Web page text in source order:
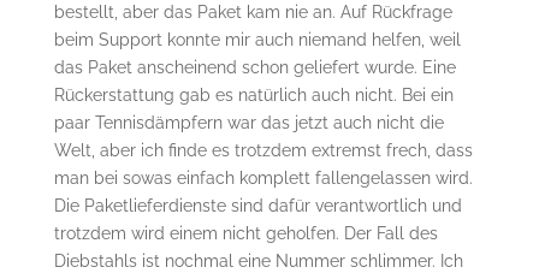
bestellt, aber das Paket kam nie an. Auf Rückfrage
beim Support konnte mir auch niemand helfen, weil
das Paket anscheinend schon geliefert wurde. Eine
Rückerstattung gab es natürlich auch nicht. Bei ein
paar Tennisdämpfern war das jetzt auch nicht die
Welt, aber ich finde es trotzdem extremst frech, dass
man bei sowas einfach komplett fallengelassen wird.
Die Paketlieferdienste sind dafür verantwortlich und
trotzdem wird einem nicht geholfen. Der Fall des
Diebstahls ist nochmal eine Nummer schlimmer. Ich